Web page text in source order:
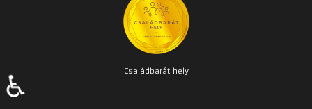
Családbarát hely